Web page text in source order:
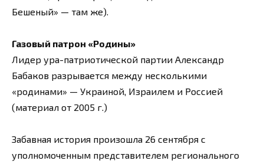
Бешеный» — там же).
Газовый патрон «Родины»
Лидер ура-патриотической партии Александр
Бабаков разрывается между несколькими
«родинами» — Украиной, Израилем и Россией
(материал от 2005 г.)
Забавная история произошла 26 сентября с
уполномоченным представителем регионального